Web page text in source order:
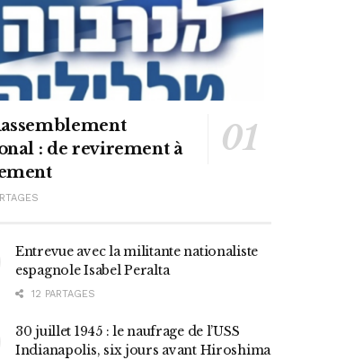
: de revirement à
Entrevue avec la militante nationaliste
espagnole Isabel Peralta
12 PARTAGES
30 juillet 1945 : le naufrage de l’USS
Indianapolis, six jours avant Hiroshima